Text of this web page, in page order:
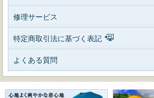
修理サービス
特定商取引法に基づく表記
よくある質問